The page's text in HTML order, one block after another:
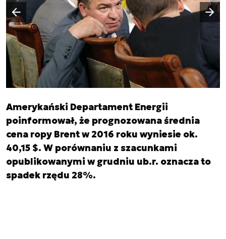
Poprzedni slajd
Następny slajd
Amerykański Departament Energii
poinformował, że prognozowana średnia
cena ropy Brent w 2016 roku wyniesie ok.
40,15 $. W porównaniu z szacunkami
opublikowanymi w grudniu ub.r. oznacza to
spadek rzędu 28%.